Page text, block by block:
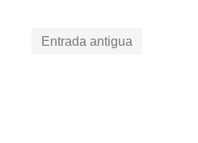
Entrada antigua